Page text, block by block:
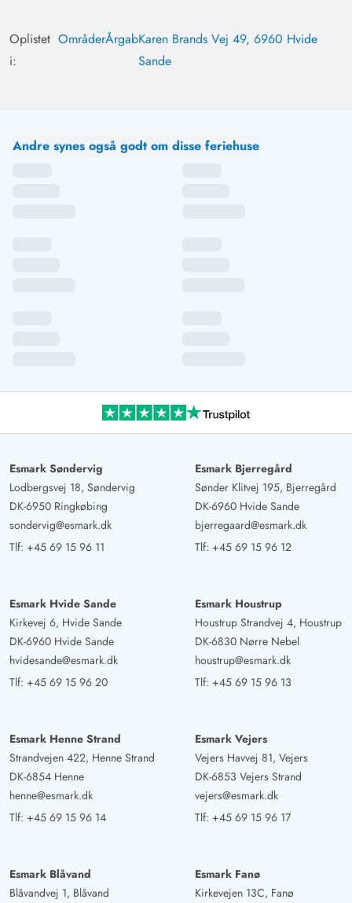
hængende.
Oplistet
i:
OmråderÅrgabKaren Brands Vej 49, 6960 Hvide
Sande
Andre synes også godt om disse feriehuse
Esmark Søndervig
Lodbergsvej 18, Søndervig
DK-6950 Ringkøbing
sondervig@esmark.dk
Tlf: +45 69 15 96 11
Esmark Bjerregård
Sønder Klitvej 195, Bjerregård
DK-6960 Hvide Sande
bjerregaard@esmark.dk
Tlf: +45 69 15 96 12
Esmark Hvide Sande
Kirkevej 6, Hvide Sande
DK-6960 Hvide Sande
hvidesande@esmark.dk
Tlf: +45 69 15 96 20
Esmark Houstrup
Houstrup Strandvej 4, Houstrup
DK-6830 Nørre Nebel
houstrup@esmark.dk
Tlf: +45 69 15 96 13
Esmark Henne Strand
Strandvejen 422, Henne Strand
DK-6854 Henne
henne@esmark.dk
Tlf: +45 69 15 96 14
Esmark Vejers
Vejers Havvej 81, Vejers
DK-6853 Vejers Strand
vejers@esmark.dk
Tlf: +45 69 15 96 17
Esmark Blåvand
Blåvandvej 1, Blåvand
Esmark Fanø
Kirkevejen 13C, Fanø